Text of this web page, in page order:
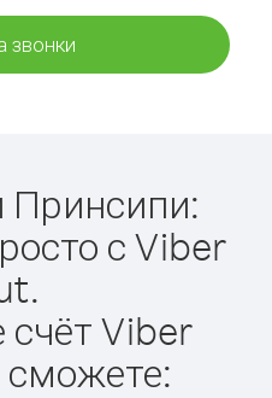
звонки
Принсипи:
с Viber
Viber